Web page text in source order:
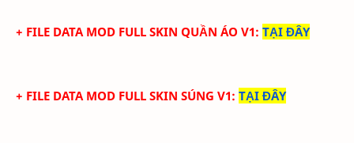
+ FILE DATA MOD FULL SKIN QUẦN ÁO V1: TẠI ĐÂY
+ FILE DATA MOD FULL SKIN SÚNG V1: TẠI ĐÂY